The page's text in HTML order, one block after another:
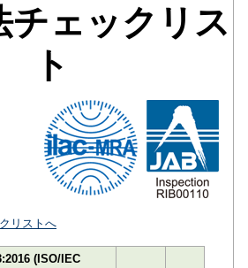
チェックリス
ト
リストへ
(ISO/IEC